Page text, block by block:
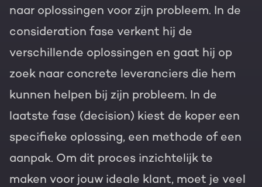
naar oplossingen voor zijn probleem. In de
consideration fase verkent hij de
verschillende oplossingen en gaat hij op
zoek naar concrete leveranciers die hem
kunnen helpen bij zijn probleem. In de
laatste fase (decision) kiest de koper een
specifieke oplossing, een methode of een
aanpak. Om dit proces inzichtelijk te
maken voor jouw ideale klant, moet je veel